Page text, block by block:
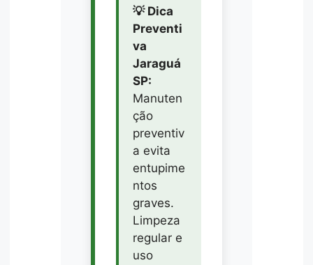
💡 Dica
Preventi
va
Jaraguá
SP:
Manuten
ção
preventiv
a evita
entupime
ntos
graves.
Limpeza
regular e
uso